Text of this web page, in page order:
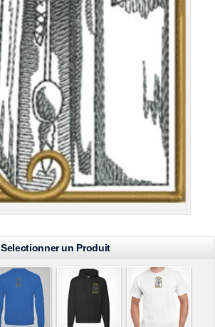
Selectionner un Produit